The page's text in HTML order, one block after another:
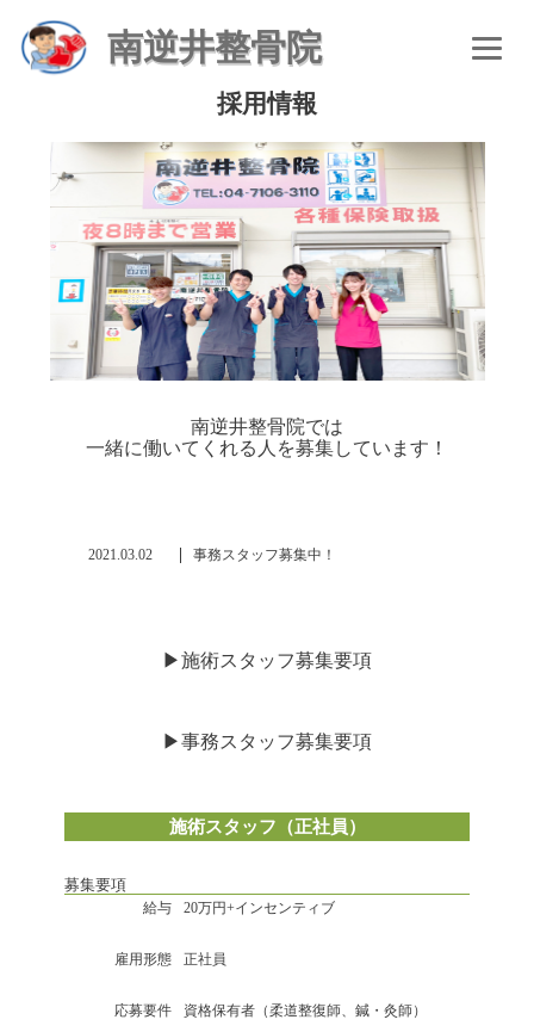
南逆井整骨院
採用情報
南逆井整骨院では
一緒に働いてくれる人を募集しています！
2021.03.02 事務スタッフ募集中！
▶︎施術スタッフ募集要項
▶︎事務スタッフ募集要項
施術スタッフ（正社員）
募集要項
給与 20万円+インセンティブ
雇用形態 正社員
応募要件 資格保有者（柔道整復師、鍼・灸師）